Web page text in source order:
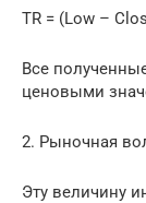
TR = (Low –
Все
ценовыми
2. Рыночная
Эту величину